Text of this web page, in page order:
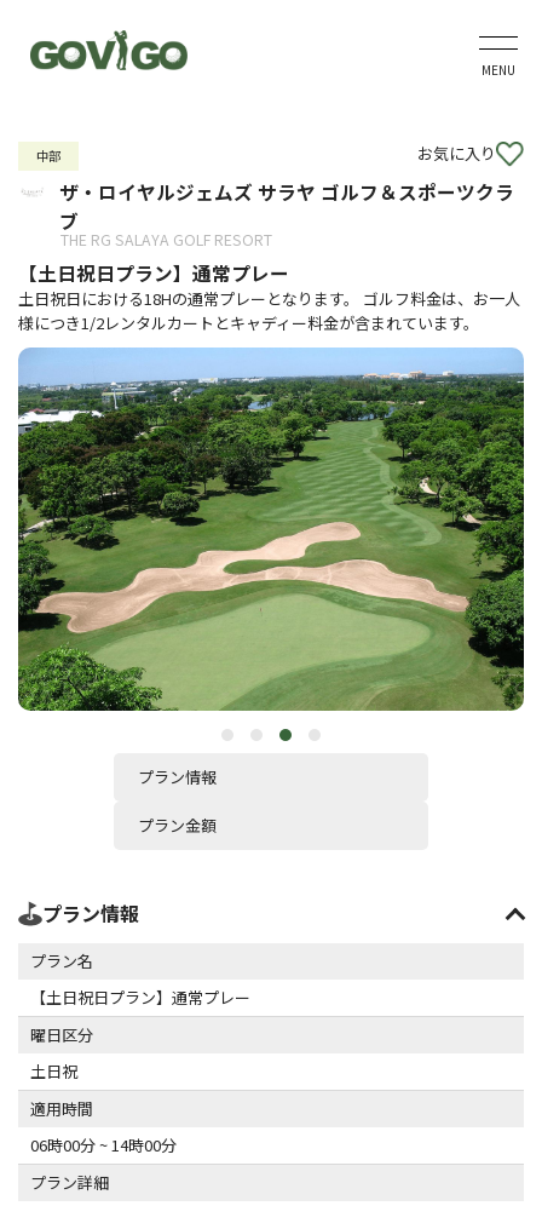
MENU
中部 お気に入り
ザ・ロイヤルジェムズ サラヤ ゴルフ＆スポーツクラ
ブ
THE RG SALAYA GOLF RESORT
【土日祝日プラン】通常プレー
土日祝日における18Hの通常プレーとなります。 ゴルフ料金は、お一人
様につき1/2レンタルカートとキャディー料金が含まれています。
プラン情報
プラン金額
プラン情報
プラン名
【土日祝日プラン】通常プレー
曜日区分
土日祝
適用時間
06時00分 ~ 14時00分
プラン詳細